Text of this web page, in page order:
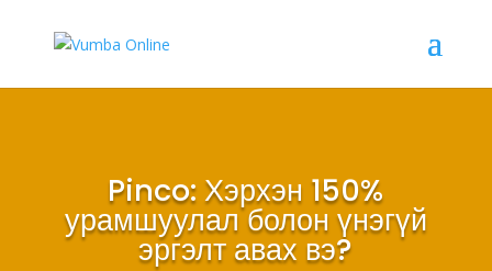
Pinco: Хэрхэн 150%
урамшуулал болон үнэгүй
эргэлт авах вэ?